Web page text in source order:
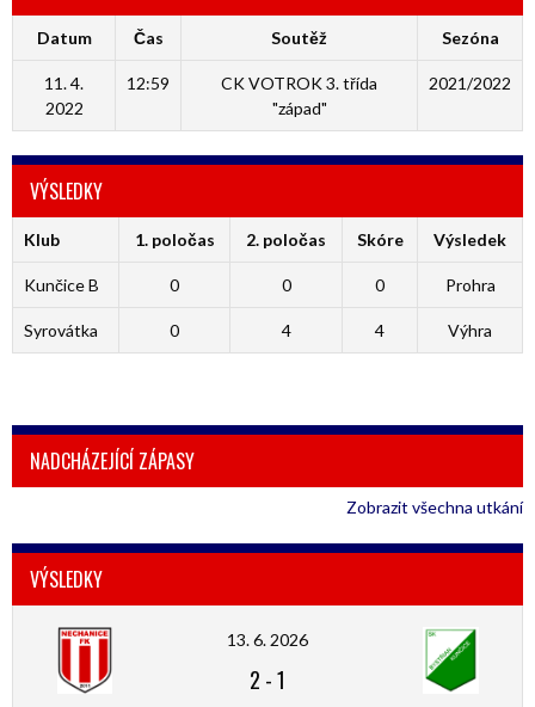
Datum Čas Soutěž Sezóna
11. 4.
2022
12:59
CK VOTROK 3. třída
"západ"
2021/2022
VÝSLEDKY
Klub 1. poločas 2. poločas Skóre Výsledek
Kunčice B 0 0 0 Prohra
Syrovátka 0 4 4 Výhra
NADCHÁZEJÍCÍ ZÁPASY
Zobrazit všechna utkání
VÝSLEDKY
13. 6. 2026
2 -1